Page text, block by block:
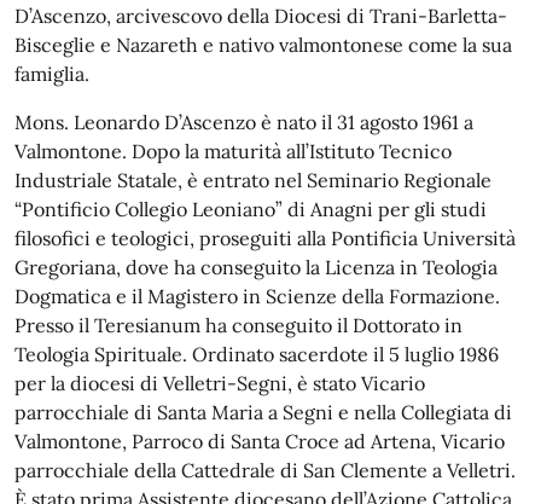
D’Ascenzo, arcivescovo della Diocesi di Trani-Barletta-
Bisceglie e Nazareth e nativo valmontonese come la sua
famiglia.
Mons. Leonardo D’Ascenzo è nato il 31 agosto 1961 a
Valmontone. Dopo la maturità all’Istituto Tecnico
Industriale Statale, è entrato nel Seminario Regionale
“Pontificio Collegio Leoniano” di Anagni per gli studi
filosofici e teologici, proseguiti alla Pontificia Università
Gregoriana, dove ha conseguito la Licenza in Teologia
Dogmatica e il Magistero in Scienze della Formazione.
Presso il Teresianum ha conseguito il Dottorato in
Teologia Spirituale. Ordinato sacerdote il 5 luglio 1986
per la diocesi di Velletri-Segni, è stato Vicario
parrocchiale di Santa Maria a Segni e nella Collegiata di
Valmontone, Parroco di Santa Croce ad Artena, Vicario
parrocchiale della Cattedrale di San Clemente a Velletri.
È stato prima Assistente diocesano dell’Azione Cattolica